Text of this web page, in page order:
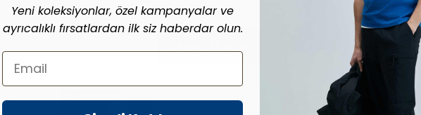
Ücretsiz Kargo
Yeni Ürün
Yeni koleksiyonlar, özel kampanyalar ve
ayrıcalıklı fırsatlardan ilk siz haberdar olun.
Email